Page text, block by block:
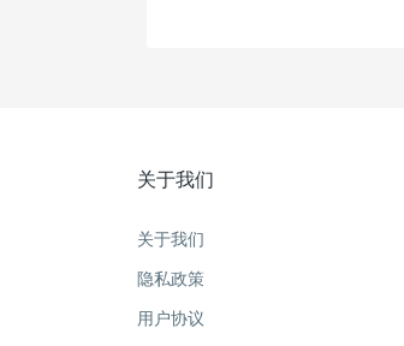
关于我们
关于我们
隐私政策
用户协议